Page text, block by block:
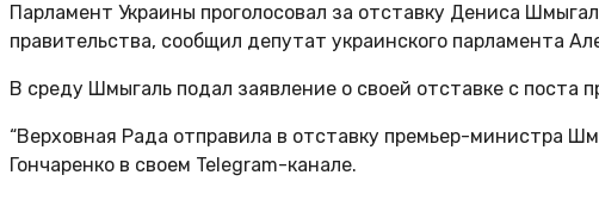
Парламент Украины проголосовал за отставку Дениса
правительства, сообщил депутат украинского парламента
В среду Шмыгаль подал заявление о своей отставке с поста
“Верховная Рада отправила в отставку премьер-министра
Гончаренко в своем Telegram-канале.